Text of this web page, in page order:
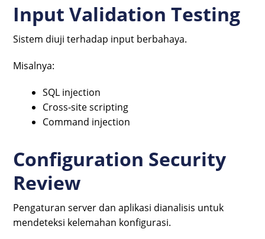
Input Validation Testing
Sistem diuji terhadap input berbahaya.
Misalnya:
SQL injection
Cross-site scripting
Command injection
Configuration Security
Review
Pengaturan server dan aplikasi dianalisis untuk
mendeteksi kelemahan konfigurasi.